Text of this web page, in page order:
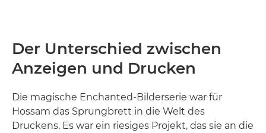
Der Unterschied zwischen
Anzeigen und Drucken
Die magische Enchanted-Bilderserie war für
Hossam das Sprungbrett in die Welt des
Druckens. Es war ein riesiges Projekt, das sie an die